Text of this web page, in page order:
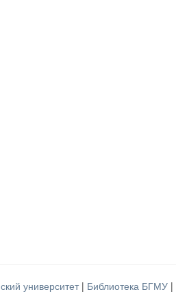
университет | Библиотека БГМУ |